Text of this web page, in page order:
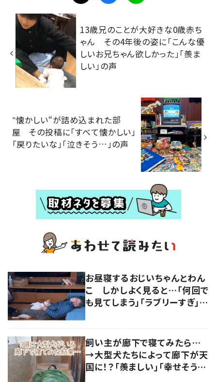
13歳兄のことが大好きな0歳赤ち
ゃん その4年後の姿に「こんな優
しいお兄ちゃん欲しかった」「羨ま
しい」の声
‟懐かしい“が詰め込まれた部
屋 その投稿に「すべて懐かしい」
「戻りたいな」「泣きそう…」の声
お昼寝するおじいちゃんとわん
こ しかしよく見ると…「何回で
も見てしまう」「ラブリーすぎ」の
飼い主が廊下で寝てみたら…
→大型犬たちによって廊下が天
国に！？「羨ましい」「幸せそう」